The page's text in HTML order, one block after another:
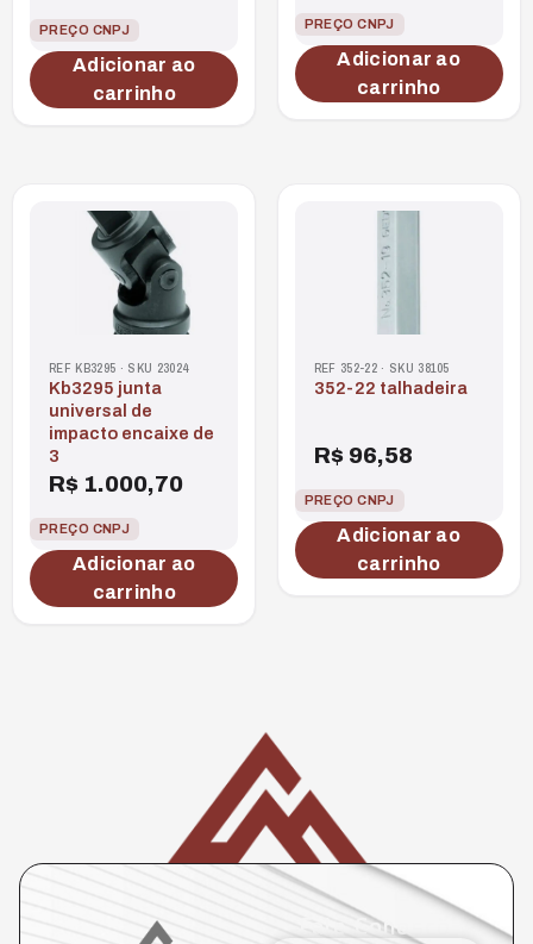
PREÇO CNPJ
Adicionar ao
carrinho
PREÇO CNPJ
Adicionar ao
carrinho
REF KB3295 · SKU 23024
kb3295 junta
universal de
impacto encaixe de
3
R$ 1.000,70
PREÇO CNPJ
Adicionar ao
carrinho
REF 352-22 · SKU 38105
352-22 talhadeira
R$ 96,58
PREÇO CNPJ
Adicionar ao
carrinho
Fale Conosco